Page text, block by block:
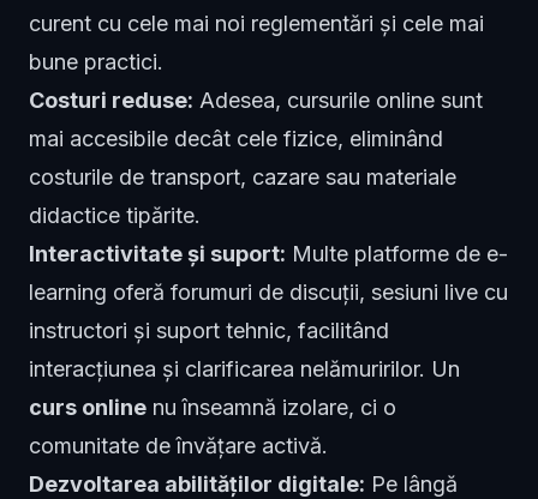
curent cu cele mai noi reglementări și cele mai
bune practici.
Costuri reduse: Adesea, cursurile online sunt
mai accesibile decât cele fizice, eliminând
costurile de transport, cazare sau materiale
didactice tipărite.
Interactivitate și suport: Multe platforme de e-
learning oferă forumuri de discuții, sesiuni live cu
instructori și suport tehnic, facilitând
interacțiunea și clarificarea nelămuririlor. Un
curs online nu înseamnă izolare, ci o
comunitate de învățare activă.
Dezvoltarea abilităților digitale: Pe lângă